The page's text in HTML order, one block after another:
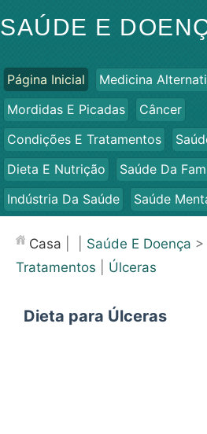
SAÚDE E
Página Inicial
Medicina
Mordidas E Picadas
Câncer
Condições E Tratamentos
Dieta E Nutrição
Saúde Da
Indústria Da Saúde
Saúde
Saúde
Casa Saúde E Doença
Tratamentos
Úlceras
Dieta para Úlceras